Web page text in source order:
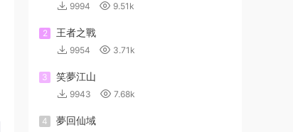
9994 9.51k
2 王者之戰
9954 3.71k
3 笑夢江山
9943 7.68k
4 夢回仙域